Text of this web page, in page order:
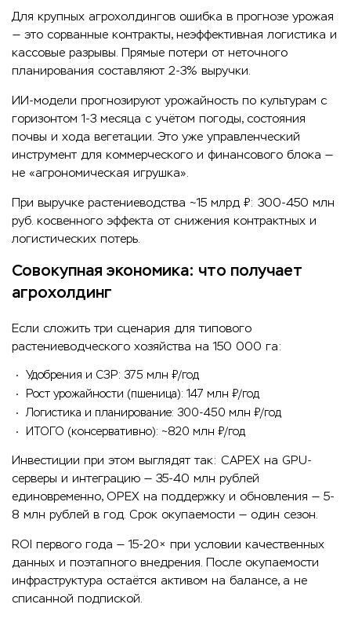
Для крупных агрохолдингов ошибка в прогнозе урожая
— это сорванные контракты, неэффективная логистика и
кассовые разрывы. Прямые потери от неточного
планирования составляют 2-3% выручки.
ИИ-модели прогнозируют урожайность по культурам с
горизонтом 1-3 месяца с учётом погоды, состояния
почвы и хода вегетации. Это уже управленческий
инструмент для коммерческого и финансового блока —
не «агрономическая игрушка».
При выручке растениеводства ~15 млрд ₽: 300-450 млн
руб. косвенного эффекта от снижения контрактных и
логистических потерь.
Совокупная экономика: что получает
агрохолдинг
Если сложить три сценария для типового
растениеводческого хозяйства на 150 000 га:
Удобрения и СЗР: 375 млн ₽/год
Рост урожайности (пшеница): 147 млн ₽/год
Логистика и планирование: 300-450 млн ₽/год
ИТОГО (консервативно): ~820 млн ₽/год
Инвестиции при этом выглядят так: CAPEX на GPU-
серверы и интеграцию — 35-40 млн рублей
единовременно, OPEX на поддержку и обновления — 5-
8 млн рублей в год. Срок окупаемости — один сезон.
ROI первого года — 15-20× при условии качественных
данных и поэтапного внедрения. После окупаемости
инфраструктура остаётся активом на балансе, а не
списанной подпиской.